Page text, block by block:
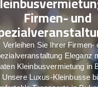
Firmen- und
Verleihen Sie Ihrer Firmen-
Eleganz
Kleinbusvermietung in
Unsere Luxus-Kleinbusse